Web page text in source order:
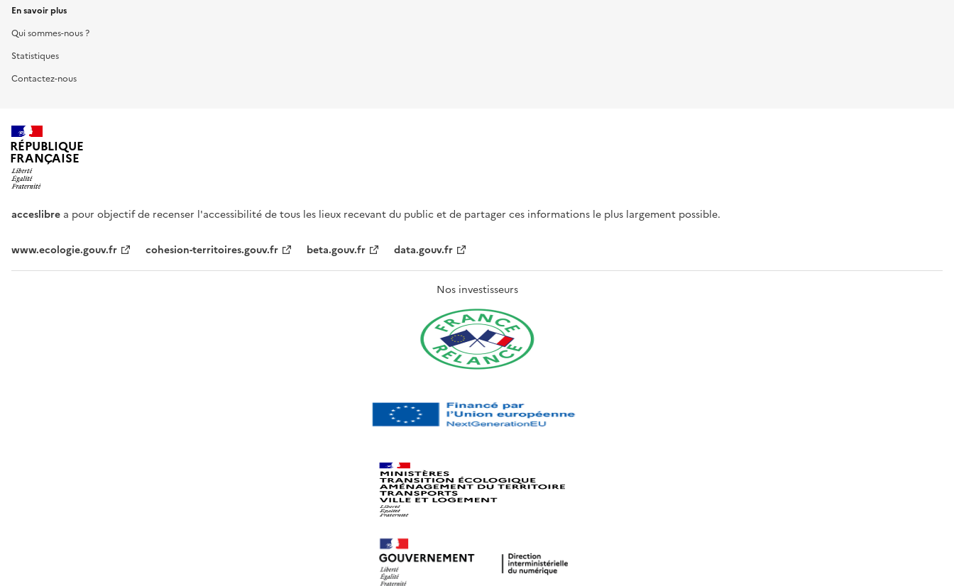
En savoir plus
Qui sommes-nous ?
Statistiques
Contactez-nous
RÉPUBLIQUE
FRANÇAISE
acceslibre a pour objectif de recenser l'accessibilité de tous les lieux recevant du public et de partager ces informations le plus largement possible.
www.ecologie.gouv.fr cohesion-territoires.gouv.fr beta.gouv.fr data.gouv.fr
Nos investisseurs